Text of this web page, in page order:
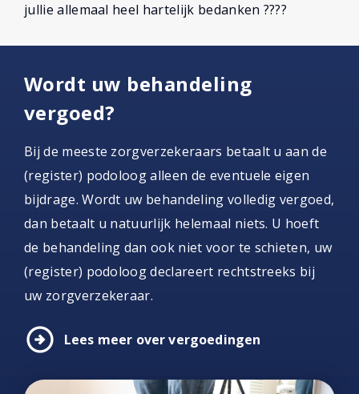
jullie allemaal heel hartelijk bedanken ????
Wordt uw behandeling
vergoed?
Bij de meeste zorgverzekeraars betaalt u aan de
(register) podoloog alleen de eventuele eigen
bijdrage. Wordt uw behandeling volledig vergoed,
dan betaalt u natuurlijk helemaal niets. U hoeft
de behandeling dan ook niet voor te schieten, uw
(register) podoloog declareert rechtstreeks bij
uw zorgverzekeraar.
arrow_circle_right Lees meer over vergoedingen